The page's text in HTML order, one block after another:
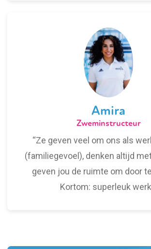
Amira
Zweminstructeur
“Ze geven veel om ons als
(familiegevoel), denken altijd
geven jou de ruimte om door
Kortom: superleuk